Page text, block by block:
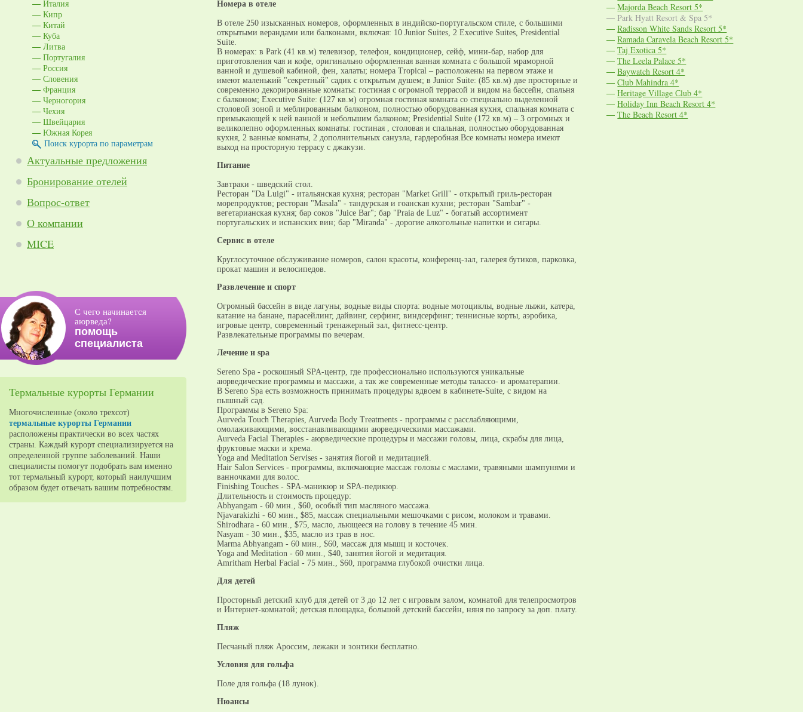
Италия
Кипр
Китай
Куба
Литва
Португалия
Россия
Словения
Франция
Черногория
Чехия
Швейцария
Южная Корея
Поиск курорта по параметрам
Актуальные предложения
Бронирование отелей
Вопрос-ответ
О компании
MICE
С чего начинается
аюрведа?
помощь
специалиста
Термальные курорты Германии
Многочисленные (около трехсот)
термальные курорты Германии
расположены практически во всех частях
страны. Каждый курорт специализируется на
определенной группе заболеваний. Наши
специалисты помогут подобрать вам именно
тот термальный курорт, который наилучшим
образом будет отвечать вашим потребностям.
Номера в отеле
В отеле 250 изысканных номеров, оформленных в индийско-португальском стиле, с большими
открытыми верандами или балконами, включая: 10 Junior Suites, 2 Executive Suites, Presidential
Suite.
В номерах: в Park (41 кв.м) телевизор, телефон, кондиционер, сейф, мини-бар, набор для
приготовления чая и кофе, оригинально оформленная ванная комната с большой мраморной
ванной и душевой кабиной, фен, халаты; номера Tropical – расположены на первом этаже и
имеют маленький "секретный" садик с открытым душем; в Junior Suite: (85 кв.м) две просторные и
современно декорированные комнаты: гостиная с огромной террасой и видом на бассейн, спальня
с балконом; Executive Suite: (127 кв.м) огромная гостиная комната со специально выделенной
столовой зоной и меблированным балконом, полностью оборудованная кухня, спальная комната с
примыкающей к ней ванной и небольшим балконом; Presidential Suite (172 кв.м) – 3 огромных и
великолепно оформленных комнаты: гостиная , столовая и спальная, полностью оборудованная
кухня, 2 ванные комнаты, 2 дополнительных санузла, гардеробная.Все комнаты номера имеют
выход на просторную террасу с джакузи.
Питание
Завтраки - шведский стол.
Ресторан "Da Luigi" - итальянская кухня; ресторан "Market Grill" - открытый гриль-ресторан
морепродуктов; ресторан "Masala" - тандурская и гоанская кухни; ресторан "Sambar" -
вегетарианская кухня; бар соков "Juice Bar"; бар "Praia de Luz" - богатый ассортимент
португальских и испанских вин; бар "Miranda" - дорогие алкогольные напитки и сигары.
Cервис в отеле
Круглосуточное обслуживание номеров, салон красоты, конференц-зал, галерея бутиков, парковка,
прокат машин и велосипедов.
Развлечение и спорт
Огромный бассейн в виде лагуны; водные виды спорта: водные мотоциклы, водные лыжи, катера,
катание на банане, парасейлинг, дайвинг, серфинг, виндсерфинг; теннисные корты, аэробика,
игровые центр, современный тренажерный зал, фитнесс-центр.
Развлекательные программы по вечерам.
Лечение и spa
Sereno Spa - роскошный SPA-центр, где профессионально используются уникальные
аюрведические программы и массажи, а так же современные методы талассо- и ароматерапии.
В Sereno Spa есть возможность принимать процедуры вдвоем в кабинете-Suite, с видом на
пышный сад.
Программы в Sereno Spa:
Aurveda Touch Therapies, Aurveda Body Treatments - программы с расслабляющими,
омолаживающими, восстанавливающими аюрведическими массажами.
Aurveda Facial Therapies - аюрведические процедуры и массажи головы, лица, скрабы для лица,
фруктовые маски и крема.
Yoga and Meditation Servises - занятия йогой и медитацией.
Hair Salon Services - программы, включающие массаж головы с маслами, травяными шампунями и
ванночками для волос.
Finishing Touches - SPA-маникюр и SPA-педикюр.
Длительность и стоимость процедур:
Abhyangam - 60 мин., $60, особый тип масляного массажа.
Njavarakizhi - 60 мин., $85, массаж специальными мешочками с рисом, молоком и травами.
Shirodhara - 60 мин., $75, масло, льющееся на голову в течение 45 мин.
Nasyam - 30 мин., $35, масло из трав в нос.
Marma Abhyangam - 60 мин., $60, массаж для мышц и косточек.
Yoga and Meditation - 60 мин., $40, занятия йогой и медитация.
Amritham Herbal Facial - 75 мин., $60, программа глубокой очистки лица.
Для детей
Просторный детский клуб для детей от 3 до 12 лет с игровым залом, комнатой для телепросмотров
и Интернет-комнатой; детская площадка, большой детский бассейн, няня по запросу за доп. плату.
Пляж
Песчаный пляж Ароссим, лежаки и зонтики бесплатно.
Условия для гольфа
Поле для гольфа (18 лунок).
Нюансы
Majorda Beach Resort 5*
Park Hyatt Resort & Spa 5*
Radisson White Sands Resort 5*
Ramada Caravela Beach Resort 5*
Taj Exotica 5*
The Leela Palace 5*
Baywatch Resort 4*
Club Mahindra 4*
Heritage Village Сlub 4*
Holiday Inn Beach Resort 4*
The Beach Resort 4*